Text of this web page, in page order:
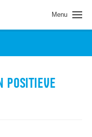
Menu
POSITIEVE